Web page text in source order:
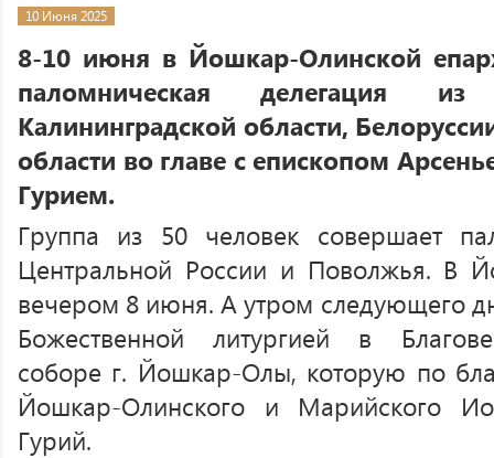
10 Июня 2025
8-10 июня в Йошкар-Олинской
паломническая делегация
Калининградской области,
области во главе с епископом
Гурием.
Группа из 50 человек совершает
Центральной России и Поволжья. В
вечером 8 июня. А утром следующего
Божественной литургией в
соборе г. Йошкар-Олы, которую по
Йошкар-Олинского и Марийского
Гурий.